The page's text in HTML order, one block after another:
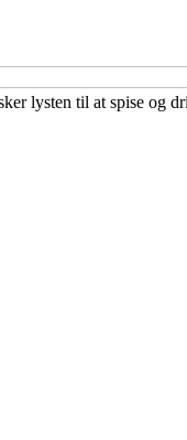
lysten til at spise og